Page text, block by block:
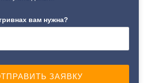
Идентификационный
Классический
вам нужна?